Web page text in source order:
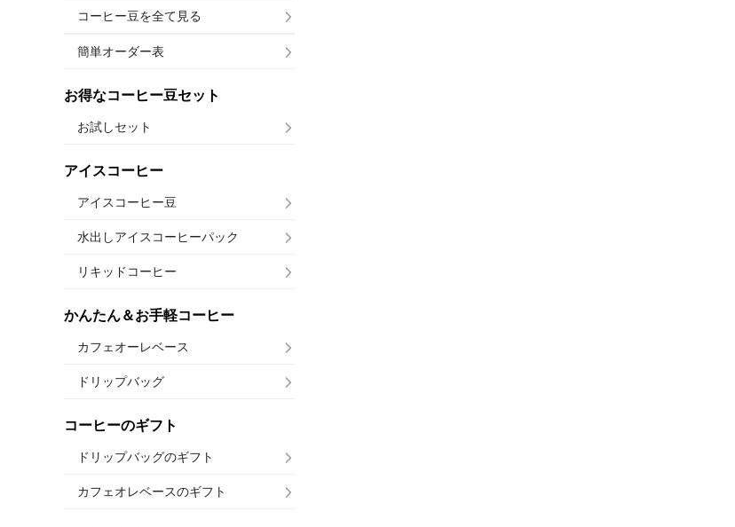
コーヒー豆を全て見る
簡単オーダー表
お得なコーヒー豆セット
お試しセット
アイスコーヒー
アイスコーヒー豆
水出しアイスコーヒーパック
リキッドコーヒー
かんたん＆お手軽コーヒー
カフェオーレベース
ドリップバッグ
コーヒーのギフト
ドリップバッグのギフト
カフェオレベースのギフト